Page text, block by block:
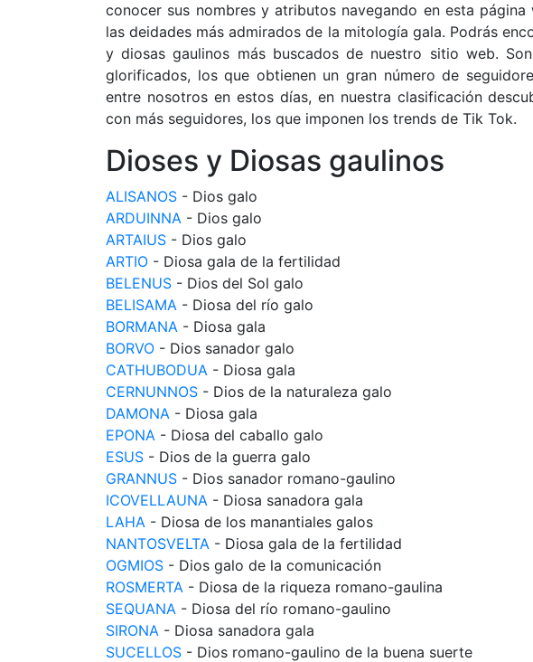
conocer sus nombres y atributos navegando en esta
las deidades más admirados de la mitología gala. Podrás
y diosas gaulinos más buscados de nuestro sitio web.
glorificados, los que obtienen un gran número de
entre nosotros en estos días, en nuestra clasificación
con más seguidores, los que imponen los trends de Tik Tok.
Dioses y Diosas gaulinos
ALISANOS - Dios galo
ARDUINNA - Dios galo
ARTAIUS - Dios galo
ARTIO - Diosa gala de la fertilidad
BELENUS - Dios del Sol galo
BELISAMA - Diosa del río galo
BORMANA - Diosa gala
BORVO - Dios sanador galo
CATHUBODUA - Diosa gala
CERNUNNOS - Dios de la naturaleza galo
DAMONA - Diosa gala
EPONA - Diosa del caballo galo
ESUS - Dios de la guerra galo
GRANNUS - Dios sanador romano-gaulino
ICOVELLAUNA - Diosa sanadora gala
LAHA - Diosa de los manantiales galos
NANTOSVELTA - Diosa gala de la fertilidad
OGMIOS - Dios galo de la comunicación
ROSMERTA - Diosa de la riqueza romano-gaulina
SEQUANA - Diosa del río romano-gaulino
SIRONA - Diosa sanadora gala
SUCELLOS - Dios romano-gaulino de la buena suerte